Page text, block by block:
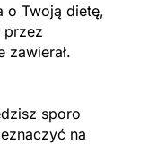
o Twoją dietę,
przez
zawierał.
sporo
na